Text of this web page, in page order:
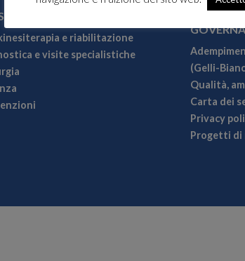
SERVIZI
e riabilitazione
e visite specialistiche
(Gelli-
Qualità,
Carta dei
Privacy
Progetti di